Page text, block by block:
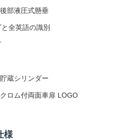
部液圧式懸垂
全英語の識別
蔵シリンダー
ロム付両面車扉 LOGO
様